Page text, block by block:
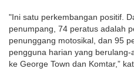
"Ini satu perkembangan positif.
penumpang, 74 peratus adalah
penunggang motosikal, dan 95
pengguna harian yang
ke George Town dan Komtar,”